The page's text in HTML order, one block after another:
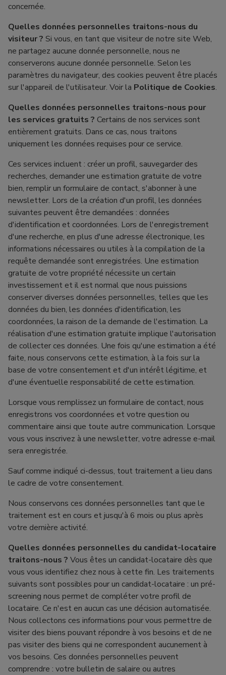
concernée.
Quelles données personnelles traitons-nous du
visiteur ? Si vous, en tant que visiteur de notre site Web,
ne partagez aucune donnée personnelle, nous ne
conserverons aucune donnée personnelle. Selon les
paramètres du navigateur, des cookies peuvent être placés
sur l'appareil de l'utilisateur. Voir la Politique de Cookies.
Quelles données personnelles traitons-nous pour
les services gratuits ? Certains de nos services sont
entièrement gratuits. Dans ce cas, nous traitons
uniquement les données requises pour ce service.
Ces services incluent : créer un profil, sauvegarder des
recherches, demander une estimation gratuite de votre
bien, remplir un formulaire de contact, s'abonner à une
newsletter. Lors de la création d'un profil, les données
suivantes peuvent être demandées : données
d'identification et coordonnées. Lors de l'enregistrement
d'une recherche, en plus d'une adresse électronique, les
informations nécessaires ou utiles à la compilation de la
requête demandée sont enregistrées. Une estimation
gratuite de votre propriété nécessite un certain
investissement et il est normal que nous puissions
conserver diverses données personnelles, telles que les
données du bien, les données d'identification, les
coordonnées, la raison de la demande de l'estimation. La
réalisation d'une estimation gratuite implique l'autorisation
de collecter ces données. Une fois qu'une estimation a été
faite, nous conservons cette estimation, à la fois sur la
base de votre consentement et d'un intérêt légitime, et
d'une éventuelle responsabilité de cette estimation.
Lorsque vous remplissez un formulaire de contact, nous
enregistrons vos coordonnées et votre question ou
commentaire ainsi que toute autre communication. Lorsque
vous vous inscrivez à une newsletter, votre adresse e-mail
sera enregistrée.
Sauf comme indiqué ci-dessus, tout traitement a lieu dans
le cadre de votre consentement.
Nous conservons ces données personnelles tant que le
traitement est en cours et jusqu'à 6 mois ou plus après
votre dernière activité.
Quelles données personnelles du candidat-locataire
traitons-nous ? Vous êtes un candidat-locataire dès que
vous vous identifiez chez nous à cette fin. Les traitements
suivants sont possibles pour un candidat-locataire : un pré-
screening nous permet de compléter votre profil de
locataire. Ce n'est en aucun cas une décision automatisée.
Nous collectons ces informations pour vous permettre de
visiter des biens pouvant répondre à vos besoins et de ne
pas visiter des biens qui ne correspondent aucunement à
vos besoins. Ces données personnelles peuvent
comprendre : votre bulletin de salaire ou autres